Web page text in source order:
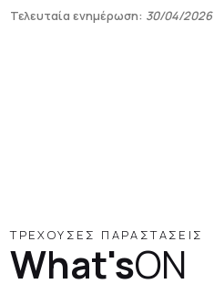
Τελευταία ενημέρωση: 30/04/2026
ΤΡΕΧΟΥΣΕΣ ΠΑΡΑΣΤΑΣΕΙΣ
What'sON